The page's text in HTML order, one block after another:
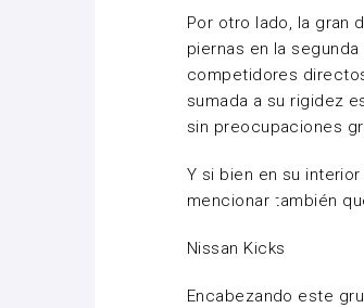
Por otro lado, la gran
piernas en la
competidores
sumada a su rigidez
sin preocupaciones
Y si bien en su
mencionar también
Nissan Kicks
Encabezando este